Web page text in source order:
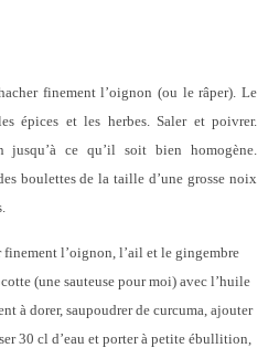
finement l’oignon (ou le râper). Le
épices et les herbes. Saler et poivrer.
jusqu’à ce qu’il soit bien homogène.
boulettes de la taille d’une grosse noix
finement l’oignon, l’ail et le gingembre
(une sauteuse pour moi) avec l’huile
à dorer, saupoudrer de curcuma, ajouter
30 cl d’eau et porter à petite ébullition,